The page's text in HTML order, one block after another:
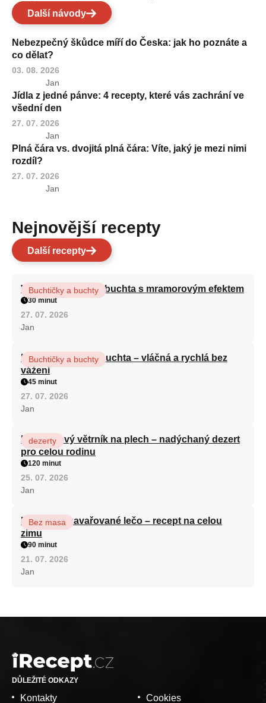
Další návody
Nebezpečný škůdce míří do Česka: jak ho poznáte a
co dělat?
03. 08. 2026
Jan
Jídla z jedné pánve: 4 recepty, které vás zachrání ve
všední den
27. 07. 2026
Jan
Plná čára vs. dvojitá plná čára: Víte, jaký je mezi nimi
rozdíl?
27. 07. 2026
Jan
Nejnovější recepty
Další recepty
Vláčná olejová litá buchta s mramorovým efektem
Buchtičky a buchty
30 minut
27. 07. 2026
Jan
Hrnková maková buchta – vláčná a rychlá bez
vážení
Buchtičky a buchty
45 minut
27. 07. 2026
Jan
Karamelový větrník na plech – nadýchaný dezert
pro celou rodinu
dezerty
120 minut
25. 07. 2026
Jan
Babiččino zavařované lečo – recept na celou
zimu
Bez masa
90 minut
21. 07. 2026
Jan
DŮLEŽITÉ ODKAZY
Kontakty Cookies